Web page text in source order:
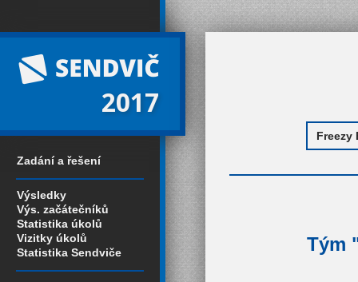
2017
Zadání a řešení
Výsledky
Výs. začátečníků
Statistika úkolů
Vizitky úkolů
Statistika Sendviče
Tým